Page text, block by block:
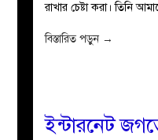
রাখার চেষ্টা করা। তিনি
বিস্তারিত পড়ুন →
ইন্টারনেট